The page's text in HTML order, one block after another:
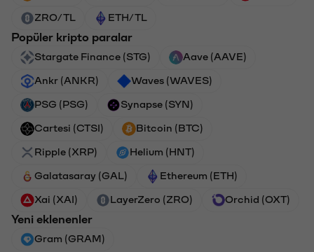
ZRO/TL ETH/TL
Popüler kripto paralar
Stargate Finance (STG) Aave (AAVE)
Ankr (ANKR) Waves (WAVES)
PSG (PSG) Synapse (SYN)
Cartesi (CTSI) Bitcoin (BTC)
Ripple (XRP) Helium (HNT)
Galatasaray (GAL) Ethereum (ETH)
Xai (XAI) LayerZero (ZRO) Orchid (OXT)
Yeni eklenenler
Gram (GRAM)